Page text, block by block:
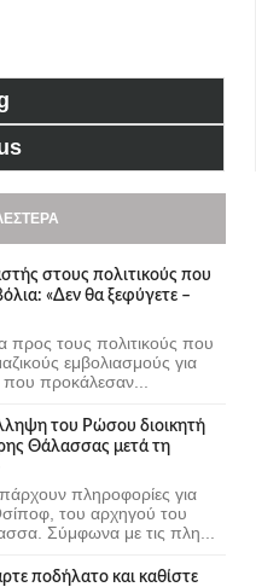
στους πολιτικούς που
«Δεν θα ξεφύγετε –
προς τους πολιτικούς που
εμβολιασμούς για
που προκάλεσαν...
του Ρώσου διοικητή
Θάλασσας μετά τη
πληροφορίες για
του αρχηγού του
Σύμφωνα με τις πλη...
ποδήλατο και καθίστε